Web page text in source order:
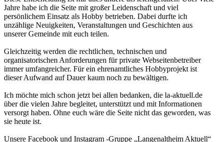
Jahre habe ich die Seite mit großer Leidenschaft und viel
persönlichem Einsatz als Hobby betrieben. Dabei durfte ich
unzählige Neuigkeiten, Veranstaltungen und Geschichten aus
unserer Gemeinde mit euch teilen.
Gleichzeitig werden die rechtlichen, technischen und
organisatorischen Anforderungen für private Webseitenbetreiber
immer umfangreicher. Für ein ehrenamtliches Hobbyprojekt ist
dieser Aufwand auf Dauer kaum noch zu bewältigen.
Ich möchte mich schon jetzt bei allen bedanken, die la-aktuell.de
über die vielen Jahre begleitet, unterstützt und mit Informationen
versorgt haben. Ohne euch wäre die Seite nicht das geworden, was
sie heute ist.
Unsere Facebook und Instagram -Gruppe „Langenaltheim Aktuell“